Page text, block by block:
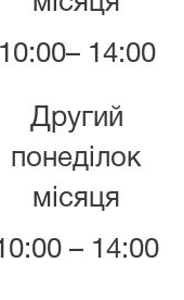
10:00– 14:00
Другий
понеділок
місяця
– 14:00